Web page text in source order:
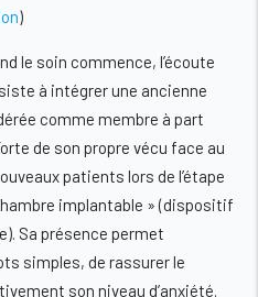
)
le soin commence, l’écoute
à intégrer une ancienne
comme membre à part
de son propre vécu face au
patients lors de l’étape
implantable » (dispositif
Sa présence permet
simples, de rassurer le
son niveau d’anxiété.